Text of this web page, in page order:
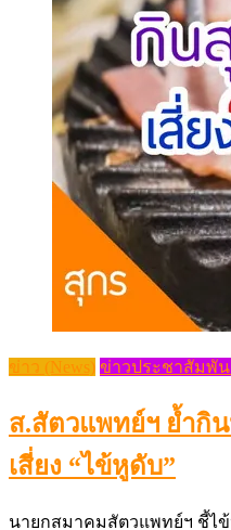
ข่าว (News) ข่าวประชาสัมพัน
ส.สัตวแพทย์ฯ ย้ำกิ
เสี่ยง “ไข้หูดับ”
นายกสมาคมสัตวแพทย์ฯ ชี้ไ